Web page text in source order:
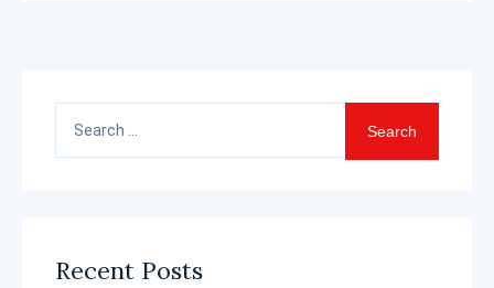
for:
Recent Posts